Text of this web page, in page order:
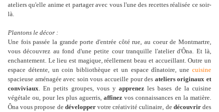
ateliers qu'elle anime et partager avec vous l'une des recettes réalisée ce soir-
là.
Plantons le décor :
Une fois passée la grande porte d'entrée côté rue, au coeur de Montmartre,
vous découvrez au fond d'une petite cour tranquille l'atelier d'Ôna. Et là,
enchantement. Le lieu est magique, réellement beau et accueillant. Outre un
espace détente, un coin bibliothèque et un espace dînatoire, une cuisine
spacieuse aménagée avec soin vous accueille pour des ateliers originaux et
conviviaux. En petits groupes, vous yapprenez les bases de la cuisine
végétale ou, pour les plus aguerris, affinez vos connaissances en la matière.
Ôna vous propose de développervotre créativité culinaire, de découvrirdes